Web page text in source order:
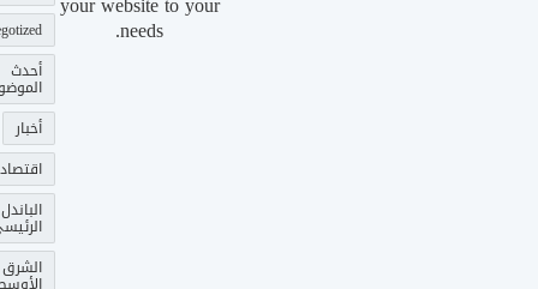
needs.
أحدث
أخبار
اقتصاد
الباندل
الشرق